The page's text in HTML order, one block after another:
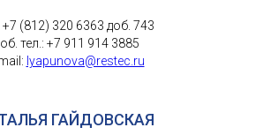
+7 (812) 320 6363 доб. 743
тел.: +7 911 914 3885
lyapunova@restec.ru
ГАЙДОВСКАЯ